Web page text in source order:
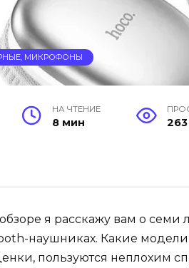
МИКРОФОНЫ
НА ЧТЕНИЕ
8 мин 263
я расскажу вам о
наушниках. Какие
пользуются неплохим